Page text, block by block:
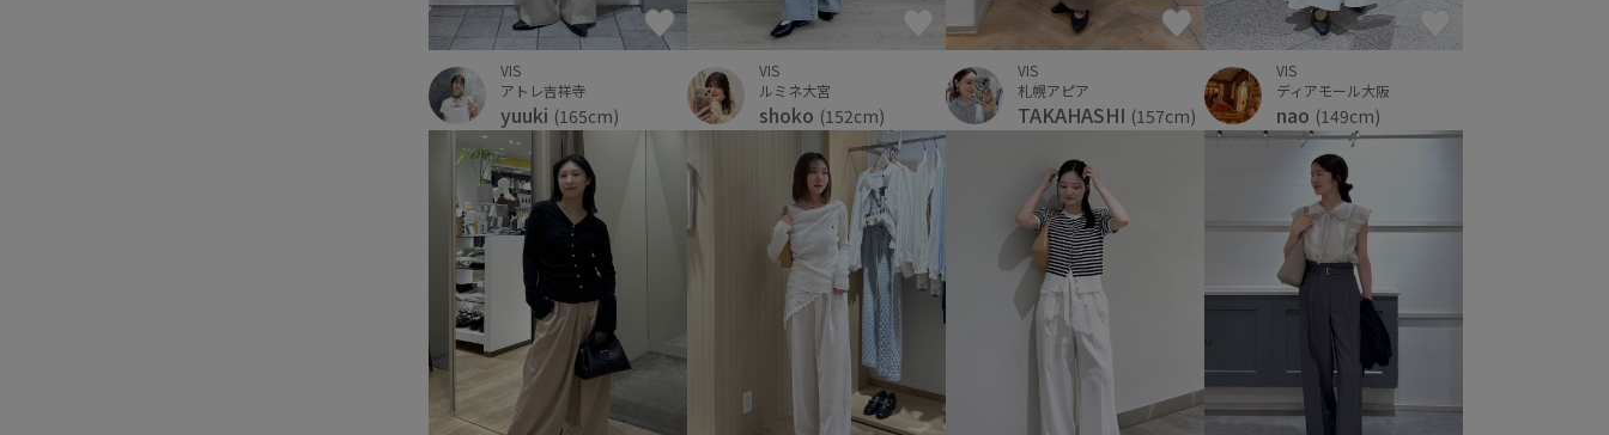
VIS
アトレ吉祥寺
yuuki (165cm)
VIS
ルミネ大宮
shoko (152cm)
VIS
札幌アピア
TAKAHASHI (157cm)
VIS
ディアモール大阪
nao (149cm)